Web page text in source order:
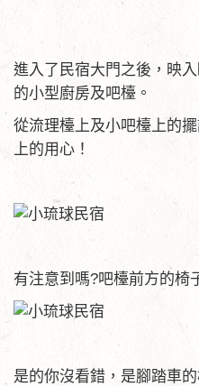
進入了民宿大門之後，映
的小型廚房及吧檯。
從流理檯上及小吧檯上的
上的用心！
有注意到嗎?吧檯前方的椅
是的你沒看錯，是腳踏車